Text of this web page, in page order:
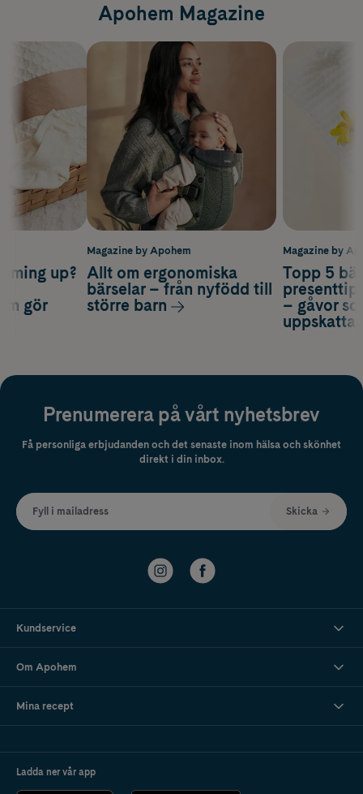
Apohem Magazine
Magazine by
Topp 5
– gåvor
up?
gör
Magazine by Apohem
Allt om ergonomiska
bärselar – från nyfödd till
större barn
Prenumerera på vårt nyhetsbrev
Få personliga erbjudanden och det senaste inom hälsa och skönhet
direkt i din inbox.
Fyll i mailadress Skicka
Kundservice
Om Apohem
Mina recept
Ladda ner vår app